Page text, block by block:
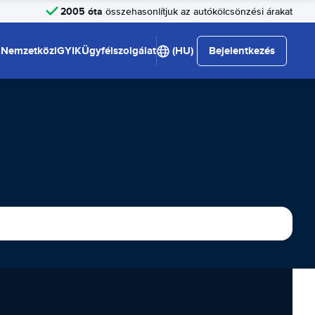
2005 óta összehasonlítjuk az autókölcsönzési árakat
NemzetköziGYIKÜgyfélszolgálat (HU) Bejelentkezés